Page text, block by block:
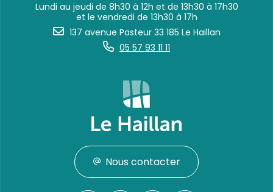
Lundi au jeudi de 8h30 à 12h et de 13h30 à 17h30
et le vendredi de 13h30 à 17h
137 avenue Pasteur 33 185 Le Haillan
05 57 93 11 11
Nous contacter